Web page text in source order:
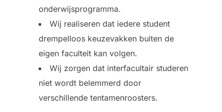
onderwijsprogramma.
Wij realiseren dat iedere student
drempelloos keuzevakken buiten de
eigen faculteit kan volgen.
Wij zorgen dat interfacultair studeren
niet wordt belemmerd door
verschillende tentamenroosters.